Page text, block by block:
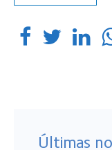
Últimas